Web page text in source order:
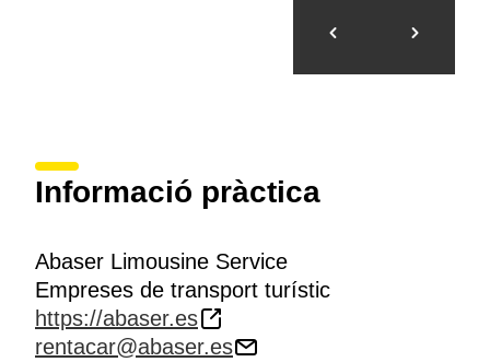
Informació pràctica
Abaser Limousine Service
Empreses de transport turístic
https://abaser.es
rentacar@abaser.es